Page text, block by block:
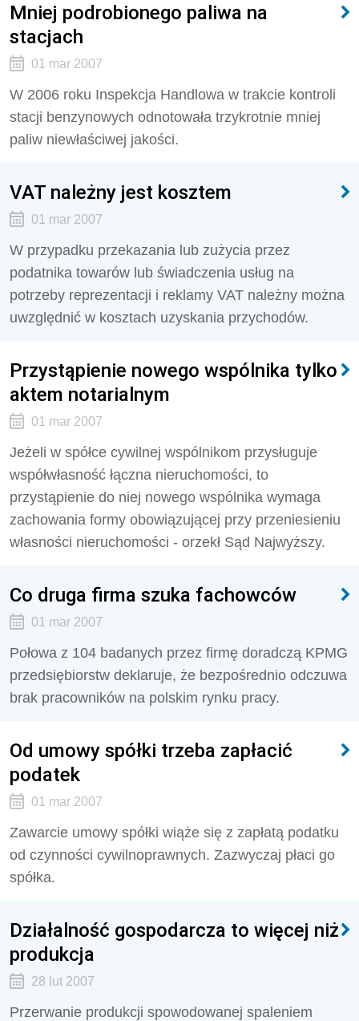
Mniej podrobionego paliwa na
stacjach
01 mar 2007
W 2006 roku Inspekcja Handlowa w trakcie kontroli
stacji benzynowych odnotowała trzykrotnie mniej
paliw niewłaściwej jakości.
VAT należny jest kosztem
01 mar 2007
W przypadku przekazania lub zużycia przez
podatnika towarów lub świadczenia usług na
potrzeby reprezentacji i reklamy VAT należny można
uwzględnić w kosztach uzyskania przychodów.
Przystąpienie nowego wspólnika tylko
aktem notarialnym
01 mar 2007
Jeżeli w spółce cywilnej wspólnikom przysługuje
współwłasność łączna nieruchomości, to
przystąpienie do niej nowego wspólnika wymaga
zachowania formy obowiązującej przy przeniesieniu
własności nieruchomości - orzekł Sąd Najwyższy.
Co druga firma szuka fachowców
01 mar 2007
Połowa z 104 badanych przez firmę doradczą KPMG
przedsiębiorstw deklaruje, że bezpośrednio odczuwa
brak pracowników na polskim rynku pracy.
Od umowy spółki trzeba zapłacić
podatek
01 mar 2007
Zawarcie umowy spółki wiąże się z zapłatą podatku
od czynności cywilnoprawnych. Zazwyczaj płaci go
spółka.
Działalność gospodarcza to więcej niż
produkcja
28 lut 2007
Przerwanie produkcji spowodowanej spaleniem